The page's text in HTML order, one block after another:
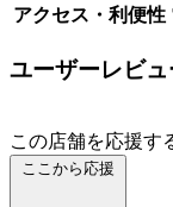
アクセス・利便性
ユーザーレビュ
この店舗を応援す
ここから応援